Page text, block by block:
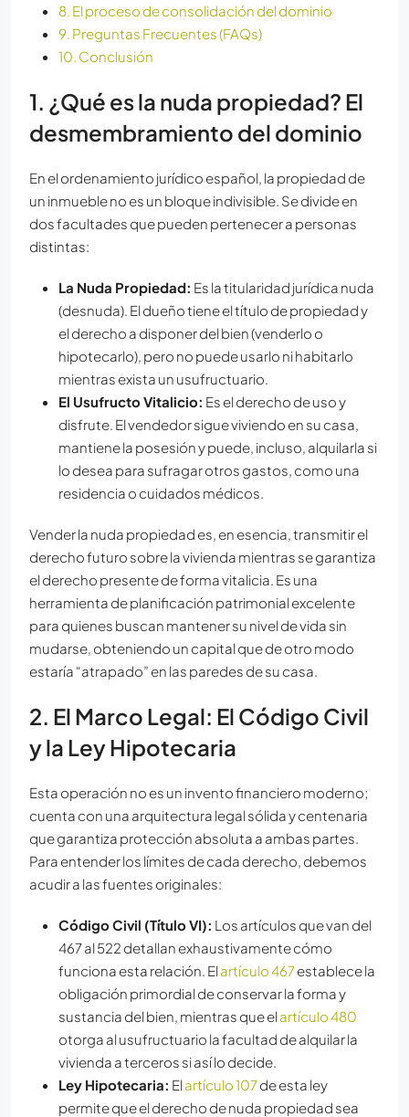
8. El proceso de consolidación del dominio
9. Preguntas Frecuentes (FAQs)
10. Conclusión
1. ¿Qué es la nuda propiedad? El
desmembramiento del dominio
En el ordenamiento jurídico español, la propiedad de
un inmueble no es un bloque indivisible. Se divide en
dos facultades que pueden pertenecer a personas
distintas:
La Nuda Propiedad: Es la titularidad jurídica nuda
(desnuda). El dueño tiene el título de propiedad y
el derecho a disponer del bien (venderlo o
hipotecarlo), pero no puede usarlo ni habitarlo
mientras exista un usufructuario.
El Usufructo Vitalicio: Es el derecho de uso y
disfrute. El vendedor sigue viviendo en su casa,
mantiene la posesión y puede, incluso, alquilarla si
lo desea para sufragar otros gastos, como una
residencia o cuidados médicos.
Vender la nuda propiedad es, en esencia, transmitir el
derecho futuro sobre la vivienda mientras se garantiza
el derecho presente de forma vitalicia. Es una
herramienta de planificación patrimonial excelente
para quienes buscan mantener su nivel de vida sin
mudarse, obteniendo un capital que de otro modo
estaría “atrapado” en las paredes de su casa.
2. El Marco Legal: El Código Civil
y la Ley Hipotecaria
Esta operación no es un invento financiero moderno;
cuenta con una arquitectura legal sólida y centenaria
que garantiza protección absoluta a ambas partes.
Para entender los límites de cada derecho, debemos
acudir a las fuentes originales:
Código Civil (Título VI): Los artículos que van del
467 al 522 detallan exhaustivamente cómo
funciona esta relación. Elartículo 467establece la
obligación primordial de conservar la forma y
sustancia del bien, mientras que elartículo 480
otorga al usufructuario la facultad de alquilar la
vivienda a terceros si así lo decide.
Ley Hipotecaria: Elartículo 107de esta ley
permite que el derecho de nuda propiedad sea